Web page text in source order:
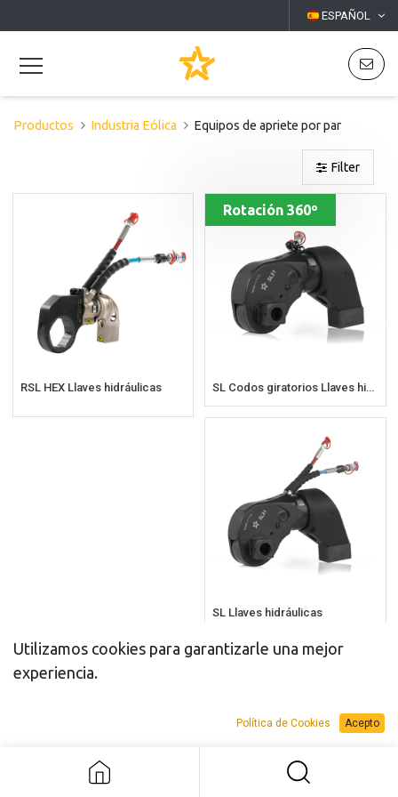
ESPAÑOL
Productos Industria Eólica Equipos de apriete por par
Filter
RSL HEX Llaves hidráulicas SL Codos giratorios Llaves hidráulicas
Rotación 360º
SL Llaves hidráulicas
Utilizamos cookies para garantizarle una mejor
experiencia.
Política de Cookies Acepto